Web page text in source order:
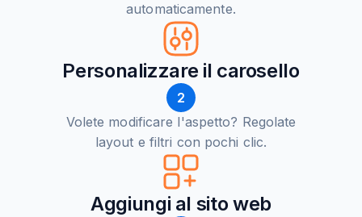
automaticamente.
Personalizzare il carosello
2
Volete modificare l'aspetto? Regolate
layout e filtri con pochi clic.
Aggiungi al sito web